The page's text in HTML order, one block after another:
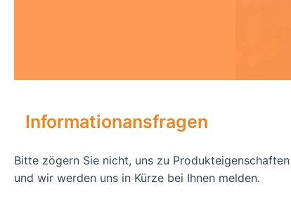
Informationansfragen
Bitte zögern Sie nicht, uns zu
und wir werden uns in Kürze bei Ihnen melden.